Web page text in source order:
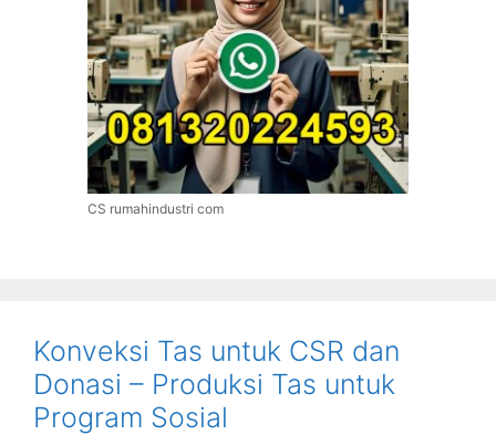
CS rumahindustri com
Konveksi Tas untuk CSR dan
Donasi – Produksi Tas untuk
Program Sosial